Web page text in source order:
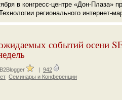
в конгресс-центре «Дон-Плаза»
регионального интернет-
событий осени
| 942
Семинары и Конференции